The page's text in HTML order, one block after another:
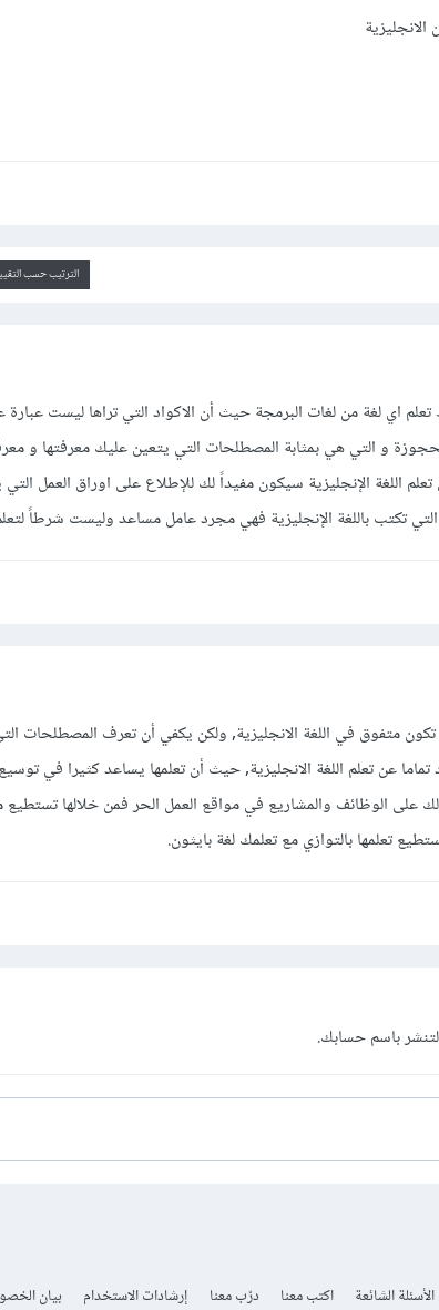
الترتيب حسب
اي لغة من لغات البرمجة حيث أن الاكواد التي تراها ليست عبارة
و التي هي بمثابة المصطلحات التي يتعين عليك معرفتها و
الإنجليزية سيكون مفيداً لك للإطلاع على اوراق العمل التي
تكتب باللغة الإنجليزية فهي مجرد عامل مساعد وليست شرطاً
متفوق في اللغة الانجليزية, ولكن يكفي أن تعرف المصطلحات
تماما عن تعلم اللغة الانجليزية, حيث أن تعلمها يساعد كثيرا في
الوظائف والمشاريع في مواقع العمل الحر فمن خلالها تستطيع
تعلمها بالتوازي مع تعلمك لغة بايثون.
لتنشر باسم حسابك.
الأسئلة الشائعة اكتب معنا درّب معنا إرشادات الاستخدام بيان